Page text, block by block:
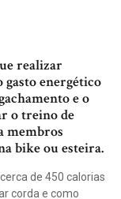
realizar
energético
e o
o treino de
membros
bike ou esteira.
de 450 calorias
corda e como